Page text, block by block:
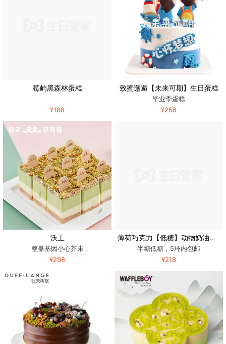
莓屿黑森林蛋糕
¥188
致蜜邂逅【未来可期】生日蛋糕
毕业季蛋糕
¥258
沃土
整蛊基因小心芥末
¥298
薄荷巧克力【低糖】动物奶油生日蛋糕
半糖低糖，5环内包邮
¥218